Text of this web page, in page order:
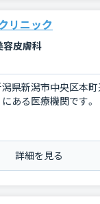
リニック
容皮膚科
潟県新潟市中央区本町
にある医療機関です。
詳細を見る